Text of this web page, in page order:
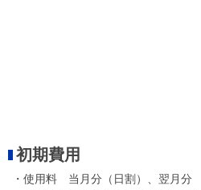
初期費用
・使用料 当月分（日割）、翌月分